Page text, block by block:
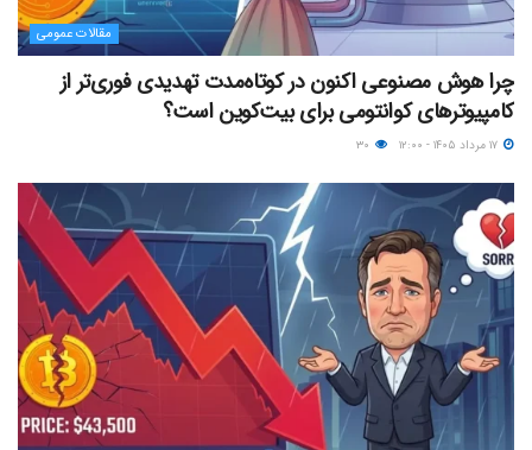
مقالات عمومی
چرا هوش مصنوعی اکنون در کوتاه‌مدت تهدیدی فوری‌تر از
کامپیوترهای کوانتومی برای بیت‌کوین است؟